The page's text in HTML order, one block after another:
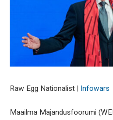
Raw Egg Nationalist | Infowars
Maailma Majandusfoorumi